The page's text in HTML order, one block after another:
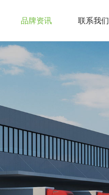
品牌资讯 联系我们